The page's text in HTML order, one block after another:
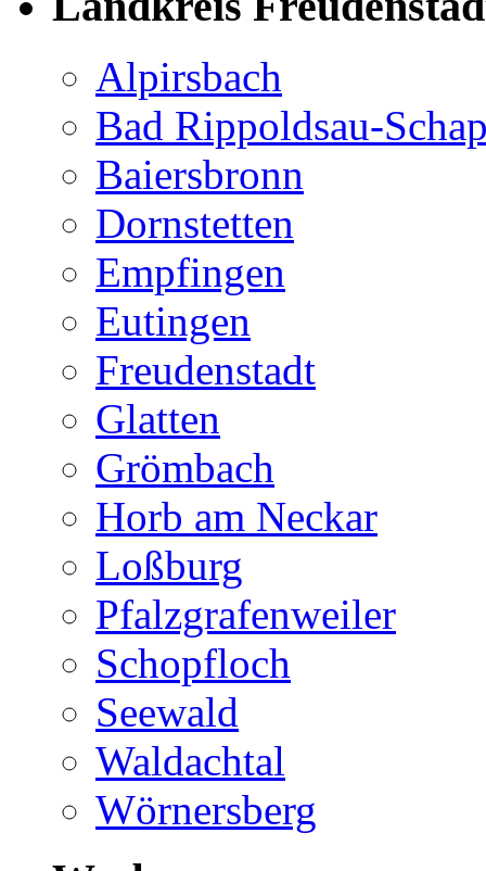
Alpirsbach
Bad Rippoldsau-
Baiersbronn
Dornstetten
Empfingen
Eutingen
Freudenstadt
Glatten
Grömbach
Horb am Neckar
Loßburg
Pfalzgrafenweiler
Schopfloch
Seewald
Waldachtal
Wörnersberg